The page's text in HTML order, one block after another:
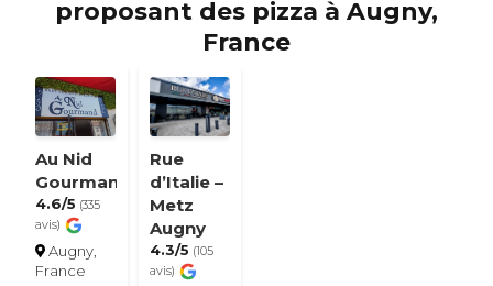
proposant des pizza à Augny,
France
Au Nid
Gourmand
4.6/5 (335
avis)
Augny,
France
Rue
d’Italie –
Metz
Augny
4.3/5 (105
avis)